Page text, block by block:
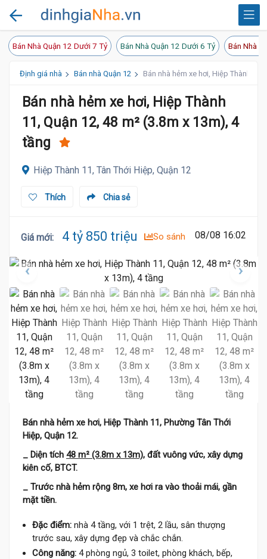
Bán Nhà Quận 12 Dưới 7 Tỷ Bán Nhà Quận 12 Dưới 6 Tỷ Bán Nhà
Định giá nhà Bán nhà Quận 12 Bán nhà hẻm xe hơi, Hiệp Thành 11,
Bán nhà hẻm xe hơi, Hiệp Thành
11, Quận 12, 48 m² (3.8m x 13m), 4
tầng
Hiệp Thành 11, Tân Thới Hiệp, Quận 12
Chia sẻ
Thích
Giá mới: 4 tỷ 850 triệu So sánh 08/08 16:02
Bán nhà hẻm xe hơi, Hiệp Thành 11, Phường Tân Thới
Hiệp, Quận 12.
_ Diện tích 48 m² (3.8m x 13m), đất vuông vức, xây dựng
kiên cố, BTCT.
_ Trước nhà hẻm rộng 8m, xe hơi ra vào thoải mái, gần
mặt tiền.
Đặc điểm: nhà 4 tầng, với 1 trệt, 2 lầu, sân thượng
trước sau, xây dựng đẹp và chắc chắn.
Công năng: 4 phòng ngủ, 3 toilet, phòng khách, bếp,